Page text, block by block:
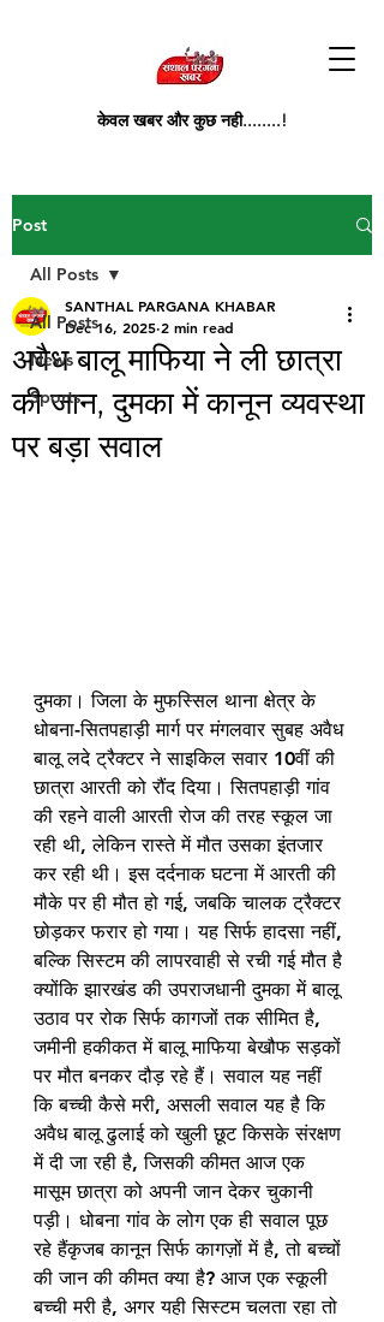
केवल खबर और कुछ नही........!
Post
All Posts
News
Sports
All Posts
अवैध बालू माफिया ने ली छात्रा
की जान, दुमका में कानून व्यवस्था
पर बड़ा सवाल
SANTHAL PARGANA KHABAR
Dec 16, 2025 2 min read
दुमका। जिला के मुफस्सिल थाना क्षेत्र के
धोबना-सितपहाड़ी मार्ग पर मंगलवार सुबह अवैध
बालू लदे ट्रैक्टर ने साइकिल सवार 10वीं की
छात्रा आरती को रौंद दिया। सितपहाड़ी गांव
की रहने वाली आरती रोज की तरह स्कूल जा
रही थी, लेकिन रास्ते में मौत उसका इंतजार
कर रही थी। इस दर्दनाक घटना में आरती की
मौके पर ही मौत हो गई, जबकि चालक ट्रैक्टर
छोड़कर फरार हो गया। यह सिर्फ हादसा नहीं,
बल्कि सिस्टम की लापरवाही से रची गई मौत है
क्योंकि झारखंड की उपराजधानी दुमका में बालू
उठाव पर रोक सिर्फ कागजों तक सीमित है,
जमीनी हकीकत में बालू माफिया बेखौफ सड़कों
पर मौत बनकर दौड़ रहे हैं। सवाल यह नहीं
कि बच्ची कैसे मरी, असली सवाल यह है कि
अवैध बालू ढुलाई को खुली छूट किसके संरक्षण
में दी जा रही है, जिसकी कीमत आज एक
मासूम छात्रा को अपनी जान देकर चुकानी
पड़ी। धोबना गांव के लोग एक ही सवाल पूछ
रहे हैंकृजब कानून सिर्फ कागज़ों में है, तो बच्चों
की जान की कीमत क्या है? आज एक स्कूली
बच्ची मरी है, अगर यही सिस्टम चलता रहा तो